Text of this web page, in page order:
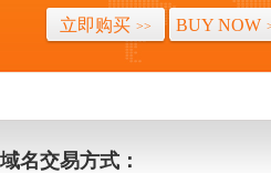
立即购买 >> BUY NOW
域名交易方式：